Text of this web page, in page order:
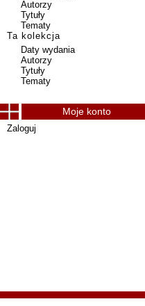
Autorzy
Tytuły
Tematy
Ta kolekcja
Daty wydania
Autorzy
Tytuły
Tematy
Moje konto
Zaloguj